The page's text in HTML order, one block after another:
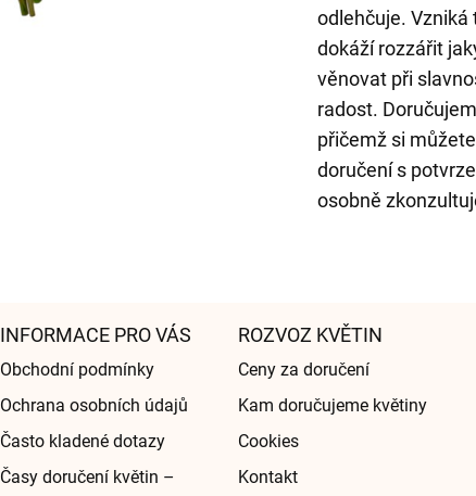
odlehčuje. Vzniká
dokáží rozzářit
věnovat při
radost.
přičemž si
doručení s
osobně
INFORMACE PRO VÁS
Obchodní podmínky
Ochrana osobních údajů
Často kladené dotazy
Časy doručení květin –
ROZVOZ KVĚTIN
Ceny za doručení
Kam doručujeme květiny
Cookies
Kontakt